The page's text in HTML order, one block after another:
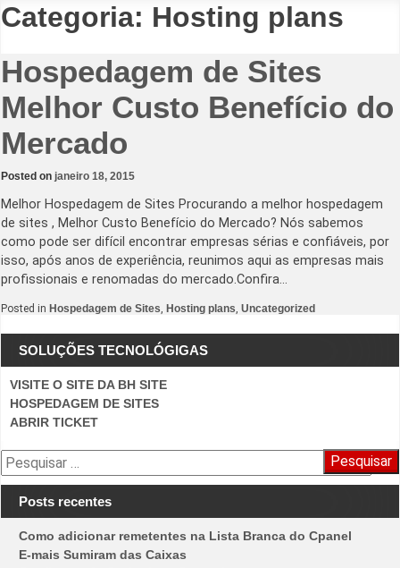
Categoria: Hosting plans
Hospedagem de Sites
Melhor Custo Benefício do
Mercado
Posted on janeiro 18, 2015
Melhor Hospedagem de Sites Procurando a melhor hospedagem
de sites , Melhor Custo Benefício do Mercado? Nós sabemos
como pode ser difícil encontrar empresas sérias e confiáveis, por
isso, após anos de experiência, reunimos aqui as empresas mais
profissionais e renomadas do mercado.Confira…
Posted in Hospedagem de Sites Hosting plans Uncategorized
SOLUÇÕES TECNOLÓGIGAS
VISITE O SITE DA BH SITE
HOSPEDAGEM DE SITES
ABRIR TICKET
Pesquisar
por:
Posts recentes
Como adicionar remetentes na Lista Branca do Cpanel
E-mais Sumiram das Caixas